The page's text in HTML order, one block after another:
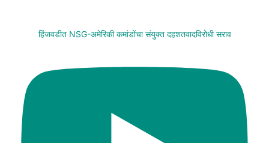
हिंजवडीत NSG-अमेरिकी कमांडोंचा संयुक्त दहशतवादविरोधी सराव